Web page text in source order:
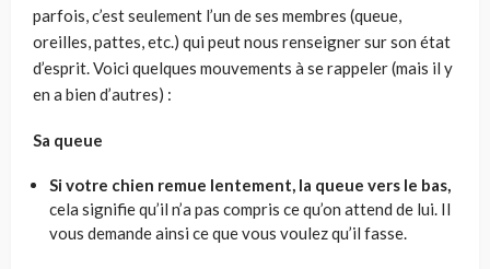
parfois, c’est seulement l’un de ses membres (queue,
oreilles, pattes, etc.) qui peut nous renseigner sur son état
d’esprit. Voici quelques mouvements à se rappeler (mais il y
en a bien d’autres) :
Sa queue
Si votre chien remue lentement, la queue vers le bas,
cela signifie qu’il n’a pas compris ce qu’on attend de lui. Il
vous demande ainsi ce que vous voulez qu’il fasse.